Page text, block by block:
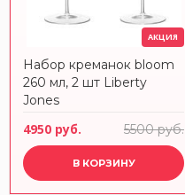
АКЦИЯ
Набор креманок bloom
260 мл, 2 шт Liberty
Jones
4950 руб. 5500 руб.
В КОРЗИНУ